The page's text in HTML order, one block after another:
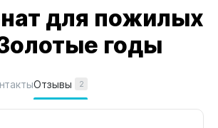
для пожилых
годы
Отзывы 2